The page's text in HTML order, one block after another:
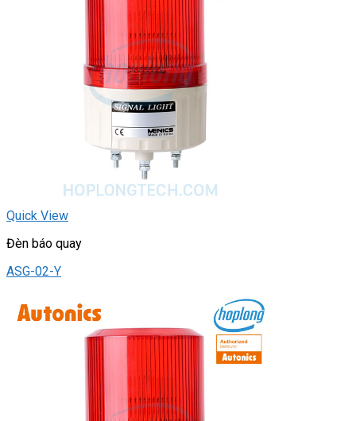
Quick View
Đèn báo quay
ASG-02-Y